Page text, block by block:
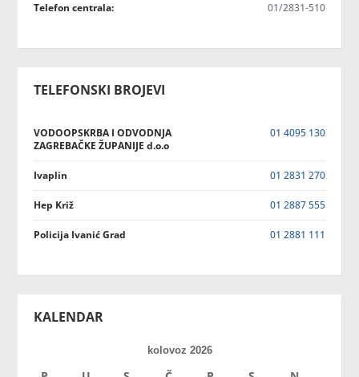
Telefon centrala: 01/2831-510
TELEFONSKI BROJEVI
VODOOPSKRBA I ODVODNJA
ZAGREBAČKE ŽUPANIJE d.o.o
01 4095 130
Ivaplin 01 2831 270
Hep Križ 01 2887 555
Policija Ivanić Grad 01 2881 111
KALENDAR
kolovoz 2026